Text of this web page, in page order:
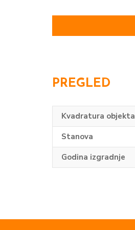
PREGLED
Kvadratura objekta
Stanova
Godina izgradnje